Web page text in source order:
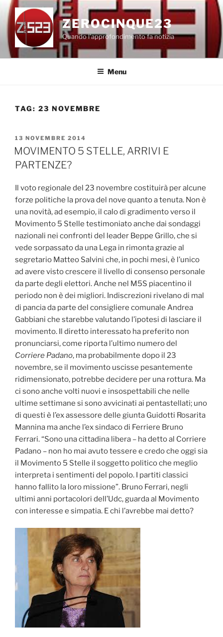
Salta
contenuto
ZEROCINQUE23
Quando l'approfondimento fa notizia
Menu
TAG: 23 NOVEMBRE
PUBBLICATO
IL
13 NOVEMBRE 2014
MOVIMENTO 5 STELLE, ARRIVI E
PARTENZE?
Il voto regionale del 23 novembre costituirà per alcune
forze politiche la prova del nove quanto a tenuta. Non è
una novità, ad esempio, il calo di gradimento verso il
Movimento 5 Stelle testimoniato anche dai sondaggi
nazionali nei confronti del leader Beppe Grillo, che si
vede sorpassato da una Lega in rimonta grazie al
segretario Matteo Salvini che, in pochi mesi, è l’unico
ad avere visto crescere il livello di consenso personale
da parte degli elettori. Anche nel M5S piacentino il
periodo non è dei migliori. Indiscrezioni rivelano di mal
di pancia da parte del consigliere comunale Andrea
Gabbiani che starebbe valutando l’ipotesi di lasciare il
movimento. Il diretto interessato ha preferito non
pronunciarsi, come riporta l’ultimo numero del
Corriere Padano, ma probabilmente dopo il 23
novembre, se il movimento uscisse pesantemente
ridimensionato, potrebbe decidere per una rottura. Ma
ci sono anche volti nuovi e insospettabili che nelle
ultime settimane si sono avvicinati ai pentastellati; uno
di questi è l’ex assessore delle giunta Guidotti Rosarita
Mannina ma anche l’ex sindaco di Ferriere Bruno
Ferrari. “Sono una cittadina libera – ha detto al Corriere
Padano – non ho mai avuto tessere e credo che oggi sia
il Movimento 5 Stelle il soggetto politico che meglio
interpreta i sentimenti del popolo. I partiti classici
hanno fallito la loro missione”. Bruno Ferrari, negli
ultimi anni portacolori dell’Udc, guarda al Movimento
con interesse e simpatia. E chi l’avrebbe mai detto?